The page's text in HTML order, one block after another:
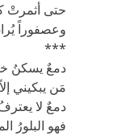
حتى أثمرتْ
وعصفوراً
***
دمعٌ يسكنُ
مَن يبكيني
دمعٌ لا
فهو البلورُ